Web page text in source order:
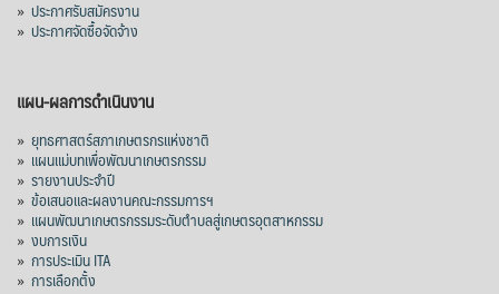
» ประกาศรับสมัครงาน
» ประกาศจัดซื้อจัดจ้าง
แผน-ผลการดำเนินงาน
» ยุทธศาสตร์สภาเกษตรกรแห่งชาติ
» แผนแม่บทเพื่อพัฒนาเกษตรกรรม
» รายงานประจำปี
» ข้อเสนอและผลงานคณะกรรมการฯ
» แผนพัฒนาเกษตรกรรมระดับตำบลสู่เกษตรอุตสาหกรรม
» งบการเงิน
» การประเมิน ITA
» การเลือกตั้ง